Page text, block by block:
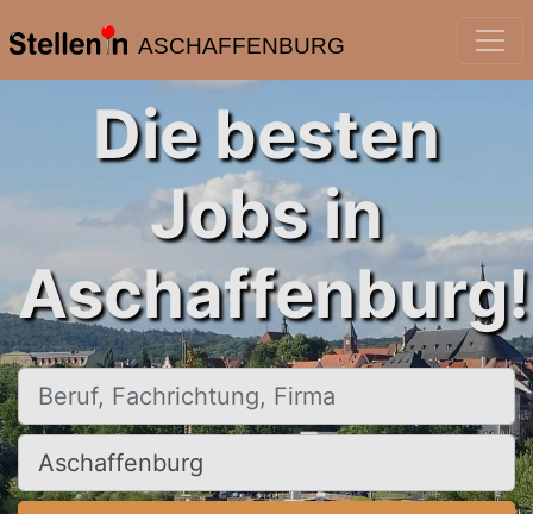
ASCHAFFENBURG
Die besten
Jobs in
Aschaffenburg!
Beruf, Fachrichtung, Firma
Ort, Stadt